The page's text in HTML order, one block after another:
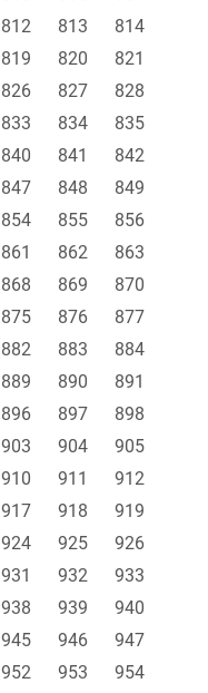
812 813
814
819 820
821
826 827
828
833 834
835
840 841
842
847 848
849
854 855
856
861 862
863
868 869
870
875 876
877
882 883
884
889 890
891
896 897
898
903 904
905
910 911
912
917 918
919
924 925
926
931 932
933
938 939
940
945 946
947
952 953
954